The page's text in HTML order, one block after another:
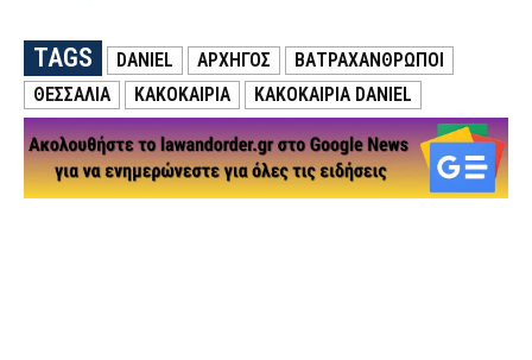
TAGS DANIEL ΑΡΧΗΓΌΣ
ΒΑΤΡΑΧΆΝΘΡΩΠΟΙ
ΘΕΣΣΑΛΙΑ
ΚΑΚΟΚΑΙΡΙΑ ΚΑΚΟΚΑΙΡΙΑ DANIEL